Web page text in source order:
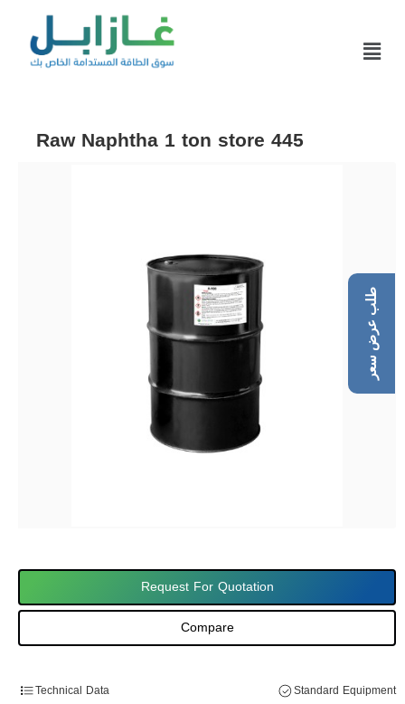
Raw Naphtha 1 ton store 445
Request For Quotation
Compare
Technical Data Standard Equipment
طلب عرض سعر